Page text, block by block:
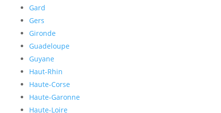
Gard
Gers
Gironde
Guadeloupe
Guyane
Haut-Rhin
Haute-Corse
Haute-Garonne
Haute-Loire